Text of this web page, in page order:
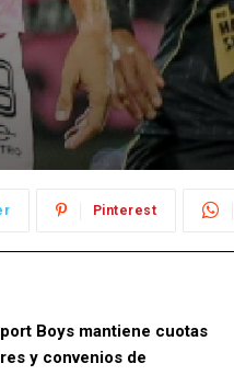
Pinterest
Boys mantiene cuotas
y convenios de